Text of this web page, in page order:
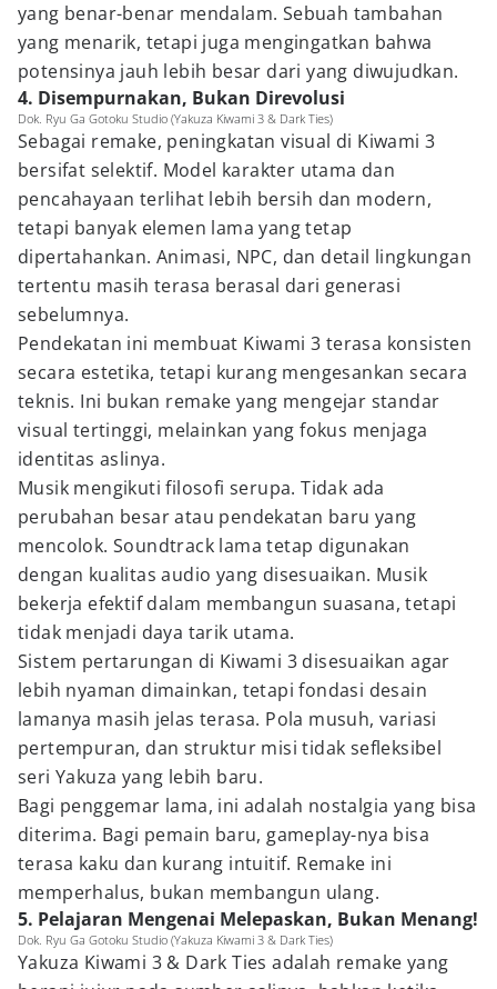
yang benar-benar mendalam. Sebuah tambahan
yang menarik, tetapi juga mengingatkan bahwa
potensinya jauh lebih besar dari yang diwujudkan.
4. Disempurnakan, Bukan Direvolusi
Dok. Ryu Ga Gotoku Studio (Yakuza Kiwami 3 & Dark Ties)
Sebagai remake, peningkatan visual di Kiwami 3
bersifat selektif. Model karakter utama dan
pencahayaan terlihat lebih bersih dan modern,
tetapi banyak elemen lama yang tetap
dipertahankan. Animasi, NPC, dan detail lingkungan
tertentu masih terasa berasal dari generasi
sebelumnya.
Pendekatan ini membuat Kiwami 3 terasa konsisten
secara estetika, tetapi kurang mengesankan secara
teknis. Ini bukan remake yang mengejar standar
visual tertinggi, melainkan yang fokus menjaga
identitas aslinya.
Musik mengikuti filosofi serupa. Tidak ada
perubahan besar atau pendekatan baru yang
mencolok. Soundtrack lama tetap digunakan
dengan kualitas audio yang disesuaikan. Musik
bekerja efektif dalam membangun suasana, tetapi
tidak menjadi daya tarik utama.
Sistem pertarungan di Kiwami 3 disesuaikan agar
lebih nyaman dimainkan, tetapi fondasi desain
lamanya masih jelas terasa. Pola musuh, variasi
pertempuran, dan struktur misi tidak sefleksibel
seri Yakuza yang lebih baru.
Bagi penggemar lama, ini adalah nostalgia yang bisa
diterima. Bagi pemain baru, gameplay-nya bisa
terasa kaku dan kurang intuitif. Remake ini
memperhalus, bukan membangun ulang.
5. Pelajaran Mengenai Melepaskan, Bukan Menang!
Dok. Ryu Ga Gotoku Studio (Yakuza Kiwami 3 & Dark Ties)
Yakuza Kiwami 3 & Dark Ties adalah remake yang